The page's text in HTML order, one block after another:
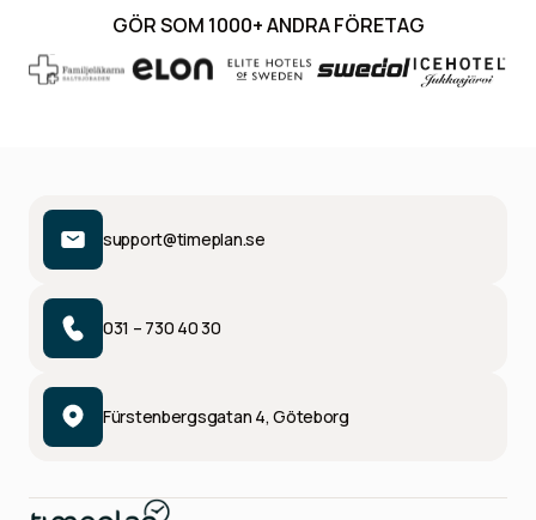
krångel vi hade med det tidigare programmet."
Lönechef
Swedol
GÖR SOM 1000+ ANDRA FÖRETAG
support@timeplan.se
031 – 730 40 30
Fürstenbergsgatan 4, Göteborg